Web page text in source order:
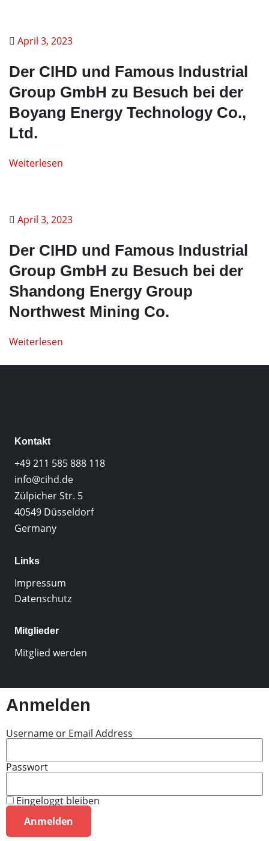
April 3, 2023
Der CIHD und Famous Industrial
Group GmbH zu Besuch bei der
Boyang Energy Technology Co.,
Ltd.
Weiterlesen
April 3, 2023
Der CIHD und Famous Industrial
Group GmbH zu Besuch bei der
Shandong Energy Group
Northwest Mining Co.
Weiterlesen
Kontakt
+49 211 585 888 118
info@cihd.de
Zülpicher Str. 5
40549 Düsseldorf
Germany
Links
Impressum
Datenschutz
Mitglieder
Mitglied werden
Anmelden
Username or Email Address
Passwort
Eingeloggt bleiben
Anmelden